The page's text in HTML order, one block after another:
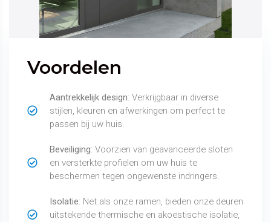
Voordelen
Aantrekkelijk design: Verkrijgbaar in diverse
stijlen, kleuren en afwerkingen om perfect te
passen bij uw huis.
Beveiliging: Voorzien van geavanceerde sloten
en versterkte profielen om uw huis te
beschermen tegen ongewenste indringers.
Isolatie: Net als onze ramen, bieden onze deuren
uitstekende thermische en akoestische isolatie,